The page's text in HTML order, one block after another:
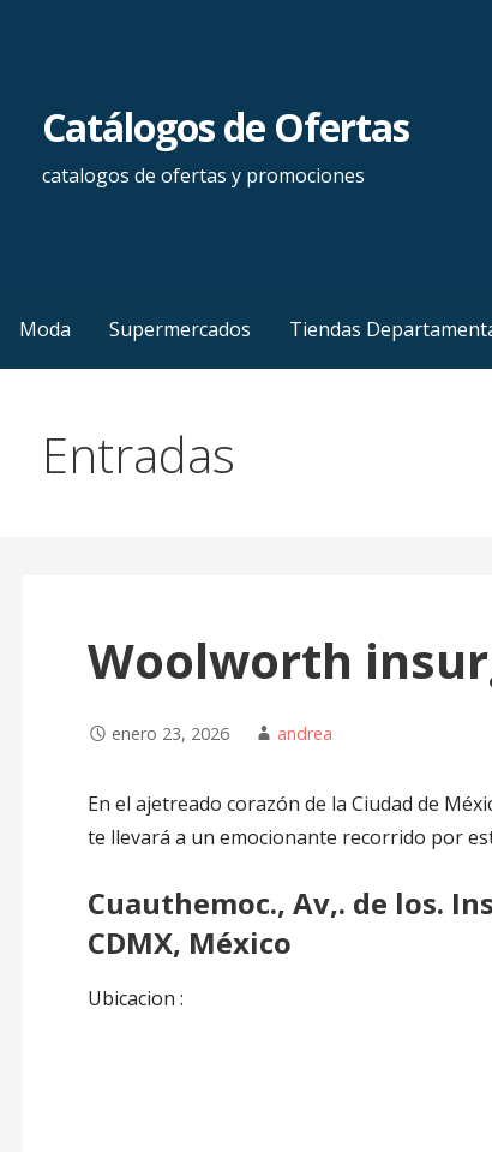
Catálogos de Ofertas
catalogos de ofertas y promociones
Moda Supermercados Tiendas
Entradas
Woolworth
enero 23, 2026 andrea
En el ajetreado corazón de la Ciudad de
te llevará a un emocionante recorrido por
Cuauthemoc., Av,. de los.
CDMX, México
Ubicacion :